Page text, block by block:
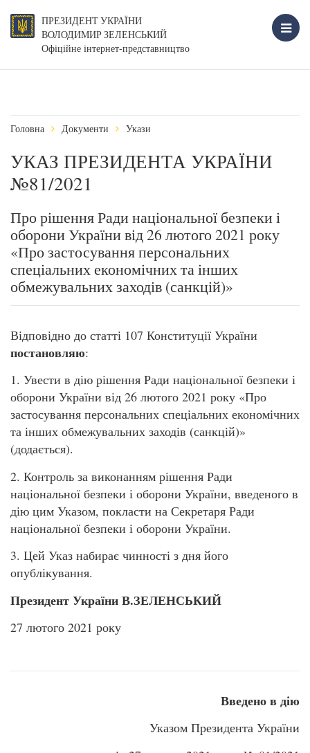
ПРЕЗИДЕНТ УКРАЇНИ
ВОЛОДИМИР ЗЕЛЕНСЬКИЙ
Офіційне інтернет-представництво
Головна Документи Укази
УКАЗ ПРЕЗИДЕНТА УКРАЇНИ
№81/2021
Про рішення Ради національної безпеки і
оборони України від 26 лютого 2021 року
«Про застосування персональних
спеціальних економічних та інших
обмежувальних заходів (санкцій)»
Відповідно до статті 107 Конституції України
постановляю:
1. Увести в дію рішення Ради національної безпеки і
оборони України від 26 лютого 2021 року «Про
застосування персональних спеціальних економічних
та інших обмежувальних заходів (санкцій)»
(додається).
2. Контроль за виконанням рішення Ради
національної безпеки і оборони України, введеного в
дію цим Указом, покласти на Секретаря Ради
національної безпеки і оборони України.
3. Цей Указ набирає чинності з дня його
опублікування.
Президент України В.ЗЕЛЕНСЬКИЙ
27 лютого 2021 року
Введено в дію
Указом Президента України